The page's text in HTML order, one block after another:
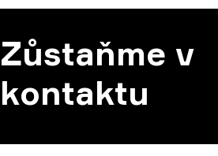
Zůstaňme v
kontaktu